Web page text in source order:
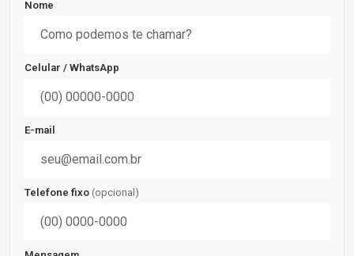
Nome
Celular / WhatsApp
E-mail
Telefone fixo (opcional)